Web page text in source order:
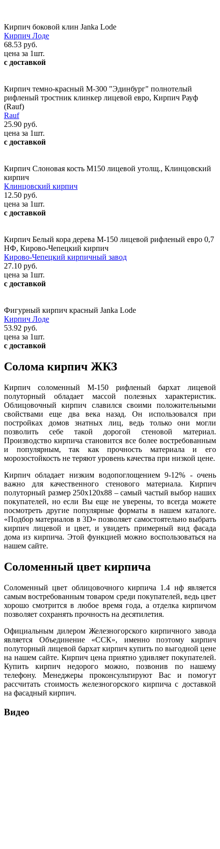
Кирпич боковой клин Janka Lode
Кирпич Лоде
68.53 руб.
цена за 1шт.
с доставкой
Кирпич темно-красный М-300 "Эдинбург" полнотелый
рифленый тростник клинкер лицевой евро, Кирпич Рауф
(Rauf)
Rauf
25.90 руб.
цена за 1шт.
с доставкой
Кирпич Слоновая кость М150 лицевой утолщ., Клинцовский
кирпич
Клинцовский кирпич
12.50 руб.
цена за 1шт.
с доставкой
Кирпич Белый кора дерева М-150 лицевой рифленый евро 0,7
НФ, Кирово-Чепецкий кирпич
Кирово-Чепецкий кирпичный завод
27.10 руб.
цена за 1шт.
с доставкой
Фигурный кирпич красный Janka Lode
Кирпич Лоде
53.92 руб.
цена за 1шт.
с доставкой
Солома кирпич ЖКЗ
Кирпич соломенный М-150 рифленый бархат лицевой
полуторный обладает массой полезных характеристик.
Облицовочный кирпич славился своими положительными
свойствами еще два века назад. Он использовался при
постройках домов знатных лиц, ведь только они могли
позволить себе такой дорогой стеновой материал.
Производство кирпича становится все более востребованным
и популярным, так как прочность материала и его
морозостойкость не теряют уровень качества при низкой цене.
Кирпич обладает низким водопоглощением 9-12% - очень
важно для качественного стенового материала. Кирпич
полуторный размер 250х120х88 – самый частый выбор наших
покупателей, но если Вы еще не уверены, то всегда можете
посмотреть другие популярные форматы в нашем каталоге.
«Подбор материалов в 3D» позволяет самостоятельно выбрать
кирпич лицевой и цвет, и увидеть примерный вид фасада
дома из кирпича. Этой функцией можно воспользоваться на
нашем сайте.
Соломенный цвет кирпича
Соломенный цвет облицовочного кирпича 1.4 нф является
самым востребованным товаром среди покупателей, ведь цвет
хорошо смотрится в любое время года, а отделка кирпичом
позволяет сохранять прочность на десятилетия.
Официальным дилером Железногорского кирпичного завода
является Объединение «ССК», именно поэтому кирпич
полуторный лицевой бархат кирпич купить по выгодной цене
на нашем сайте. Кирпич цена приятно удивляет покупателей.
Купить кирпич недорого можно, позвонив по нашему
телефону. Менеджеры проконсультируют Вас и помогут
рассчитать стоимость железногорского кирпича с доставкой
на фасадный кирпич.
Видео